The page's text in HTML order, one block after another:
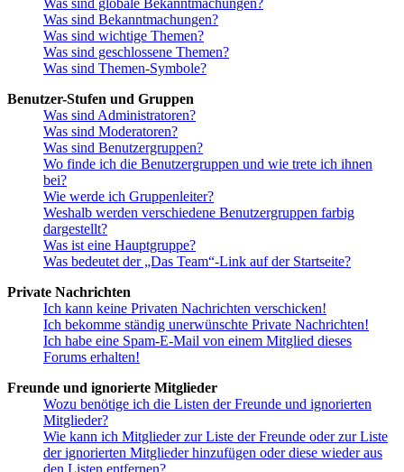
Was sind Bekanntmachungen?
Was sind wichtige Themen?
Was sind geschlossene Themen?
Was sind Themen-Symbole?
Benutzer-Stufen und Gruppen
Was sind Administratoren?
Was sind Moderatoren?
Was sind Benutzergruppen?
Wo finde ich die Benutzergruppen und wie trete ich ihnen
bei?
Wie werde ich Gruppenleiter?
Weshalb werden verschiedene Benutzergruppen farbig
dargestellt?
Was ist eine Hauptgruppe?
Was bedeutet der „Das Team“-Link auf der Startseite?
Private Nachrichten
Ich kann keine Privaten Nachrichten verschicken!
Ich bekomme ständig unerwünschte Private Nachrichten!
Ich habe eine Spam-E-Mail von einem Mitglied dieses
Forums erhalten!
Freunde und ignorierte Mitglieder
Wozu benötige ich die Listen der Freunde und ignorierten
Mitglieder?
Wie kann ich Mitglieder zur Liste der Freunde oder zur Liste
der ignorierten Mitglieder hinzufügen oder diese wieder aus
den Listen entfernen?